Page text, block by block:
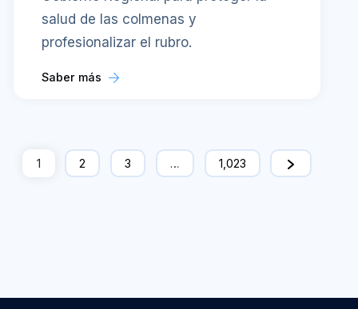
salud de las colmenas y
profesionalizar el rubro.
Saber más
1 2 3 … 1,023